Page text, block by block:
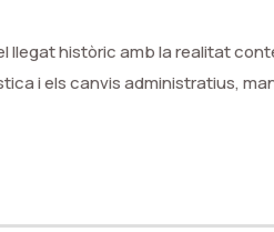
llegat històric amb la realitat
i els canvis administratius,